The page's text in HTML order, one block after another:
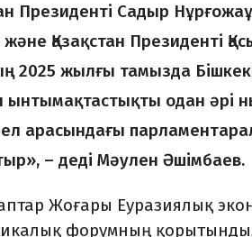
Президенті Садыр
және Қазақ­стан Президенті
2025 жыл­ғы тамызда
ынтымақтастықты одан әрі
ел арасындағы
– деді Мәулен Әшімбаев.
Жо­ғары Еу­разиялық
фо­рум­ның